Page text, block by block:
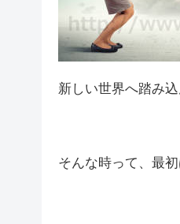
新しい世界へ踏み込
そんな時って、最